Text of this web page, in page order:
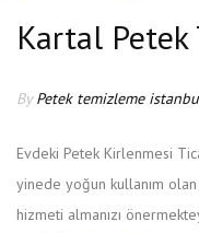
Kartal Petek
ByPetek temizleme
Evdeki Petek Kirlenmesi
yinede yoğun kullanım olan
hizmeti almanızı